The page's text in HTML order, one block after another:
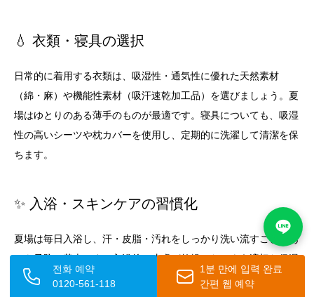
💧 衣類・寝具の選択
日常的に着用する衣類は、吸湿性・通気性に優れた天然素材
（綿・麻）や機能性素材（吸汗速乾加工品）を選びましょう。夏
場はゆとりのある薄手のものが最適です。寝具についても、吸湿
性の高いシーツや枕カバーを使用し、定期的に洗濯して清潔を保
ちます。
✨ 入浴・スキンケアの習慣化
夏場は毎日入浴し、汗・皮脂・汚れをしっかり洗い流すことがあ
せも予防の基本です。入浴後は皮膚が乾燥しないよう適切な保湿
ケアを行いましょう。特に膝裏のような関節部位は乾燥しやすい
전화 예약
0120-561-118
1분 만에 입력 완료
간편 웹 예약